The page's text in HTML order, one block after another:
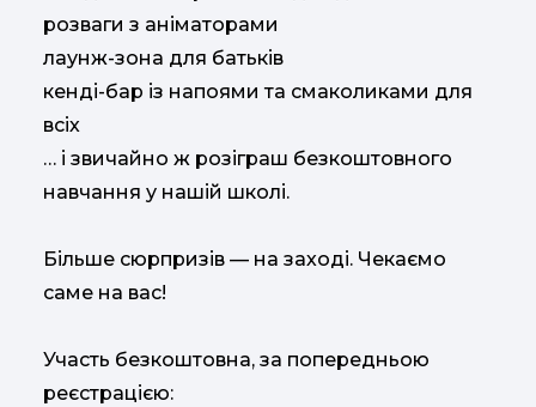
розваги з аніматорами
лаунж-зона для батьків
кенді-бар із напоями та смаколиками для
всіх
… і звичайно ж розіграш безкоштовного
навчання у нашій школі.
Більше сюрпризів — на заході. Чекаємо
саме на вас!
Участь безкоштовна, за попередньою
реєстрацією: